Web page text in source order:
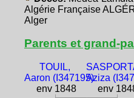
Algérie Française
Alger
Parents et grand-
TOUIL,
Aaron (I347195)
env 1848
Aziza
env